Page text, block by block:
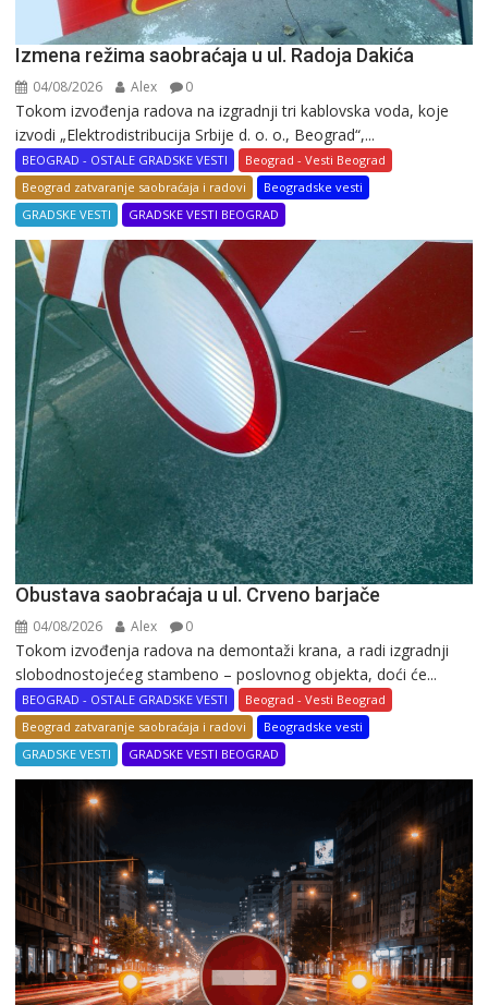
Izmena režima saobraćaja u ul. Radoja Dakića
04/08/2026 Alex 0
Tokom izvođenja radova na izgradnji tri kablovska voda, koje
izvodi „Elektrodistribucija Srbije d. o. o., Beograd“,...
BEOGRAD - OSTALE GRADSKE VESTI
Beograd - Vesti Beograd
Beograd zatvaranje saobraćaja i radovi
Beogradske vesti
GRADSKE VESTI
GRADSKE VESTI BEOGRAD
Obustava saobraćaja u ul. Crveno barjače
04/08/2026 Alex 0
Tokom izvođenja radova na demontaži krana, a radi izgradnji
slobodnostojećeg stambeno – poslovnog objekta, doći će...
BEOGRAD - OSTALE GRADSKE VESTI
Beograd - Vesti Beograd
Beograd zatvaranje saobraćaja i radovi
Beogradske vesti
GRADSKE VESTI
GRADSKE VESTI BEOGRAD